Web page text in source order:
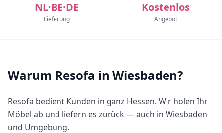
NL·BE·DE
Lieferung
Kostenlos
Angebot
Warum Resofa in Wiesbaden?
Resofa bedient Kunden in ganz Hessen. Wir holen Ihr
Möbel ab und liefern es zurück — auch in Wiesbaden
und Umgebung.